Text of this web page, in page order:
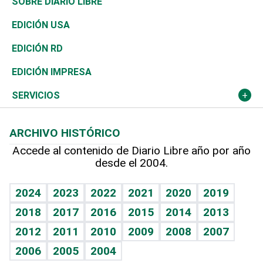
Reportajes
África
Ocenanía
Caribe
Resto del mundo
Vivienda
Telecom.
Global y variable
Economía personal
Buena Vida
Sociales
Novedades
Podcast Arte Libre
Hablando con el pediatra
Vida y familia
Eñe
Celebrando la vida
Sin complejos
Ciclismo
Tenis
Olimpismo
Más deportes
TBT Deportivo
En Directo
Frente al Statu Quo
El Espía
Noticiero Poteleche
Lecturas
Tecnología
Historia
Martes de tecnología
Cambio climático
Economía
Revista
Deportes
Opinión
Hecho en casa
Guía del dinero
EDICIÓN USA
EDICIÓN RD
EDICIÓN IMPRESA
SERVICIOS
Cumpleaños
Horóscopos
Juegos
ARCHIVO HISTÓRICO
Accede al contenido de Diario Libre año por año
desde el 2004.
2024 2023 2022 2021 2020
2019
2018
2017 2016 2015 2014
2013
2012
2011 2010 2009 2008
2007
2006
2005 2004